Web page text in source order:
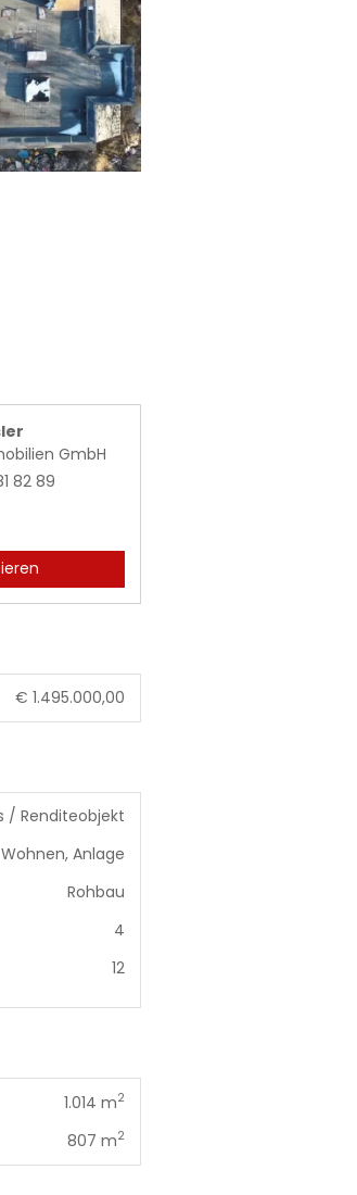
GmbH
82 89
€ 1.495.000,00
/ Renditeobjekt
Wohnen, Anlage
Rohbau
4
12
1.014 m2
807 m2